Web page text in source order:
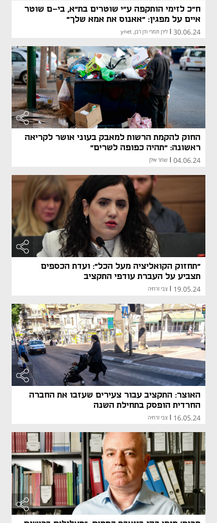
ח"כ לזימי הותקפה ע"י שוטרים בת"א, בי-ם שוטר
איים על מפגין: "אאנוס את אמא שלך"
30.06.24
| לירן תמרי ודן רבן, ynet
החוק להקמת הרשות למאבק בעוני אושר לקריאה
ראשונה: "תהיה כפופה לשרים"
04.06.24 שחר אילן
"תחזוק הקואליציה מעל הכל": ועדת הכספים
תצביע על העברת עודפי התקציב
19.05.24 צבי זרחיה
האוצר: התקציב עבור צעירים שעזבו את החברה
החרדית הופסק בתחילת השנה
16.05.24 צבי זרחיה